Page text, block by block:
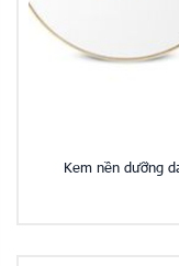
​Kem nền dưỡng